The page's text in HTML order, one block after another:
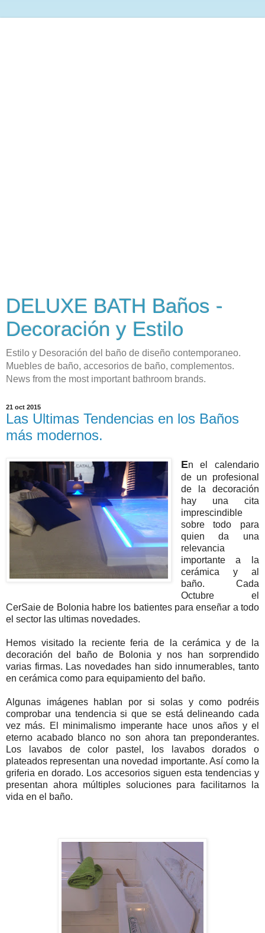
DELUXE BATH Baños -
Decoración y Estilo
Estilo y Desoración del baño de diseño contemporaneo.
Muebles de baño, accesorios de baño, complementos.
News from the most important bathroom brands.
21 oct 2015
Las Ultimas Tendencias en los Baños
más modernos.
En el calendario
de un profesional
de la decoración
hay una cita
imprescindible
sobre todo para
quien da una
relevancia
importante a la
cerámica y al
baño. Cada
Octubre el
CerSaie de Bolonia habre los batientes para enseñar a todo
el sector las ultimas novedades.
Hemos visitado la reciente feria de la cerámica y de la
decoración del baño de Bolonia y nos han sorprendido
varias firmas. Las novedades han sido innumerables, tanto
en cerámica como para equipamiento del baño.
Algunas imágenes hablan por si solas y como podréis
comprobar una tendencia si que se está delineando cada
vez más. El minimalismo imperante hace unos años y el
eterno acabado blanco no son ahora tan preponderantes.
Los lavabos de color pastel, los lavabos dorados o
plateados representan una novedad importante. Así como la
griferia en dorado. Los accesorios siguen esta tendencias y
presentan ahora múltiples soluciones para facilitarnos la
vida en el baño.